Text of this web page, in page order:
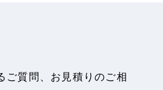
ご質問、お見積りのご相